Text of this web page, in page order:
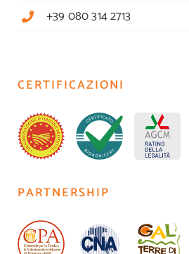
+39 080 314 2713
CERTIFICAZIONI
PARTNERSHIP